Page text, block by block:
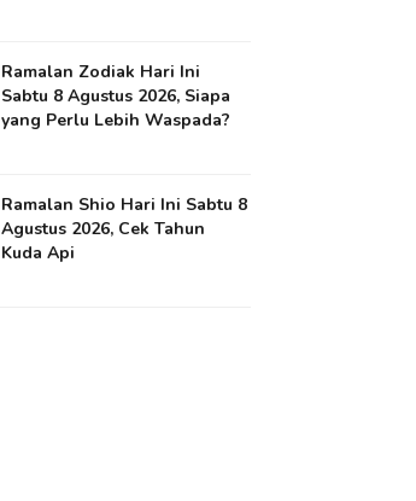
Ramalan Zodiak Hari Ini
Sabtu 8 Agustus 2026, Siapa
yang Perlu Lebih Waspada?
Ramalan Shio Hari Ini Sabtu 8
Agustus 2026, Cek Tahun
Kuda Api